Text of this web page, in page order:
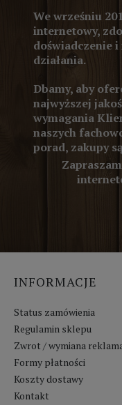
We wrześniu
internetowy,
doświadczenie
działania.
Dbamy, aby
najwyższej
wymagania
naszych
porad, zakupy
INFORMACJE
Status zamówienia
Regulamin sklepu
Zwrot / wymiana
Formy płatności
Koszty dostawy
Kontakt